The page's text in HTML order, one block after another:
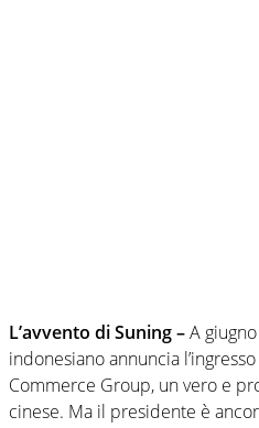
L’avvento di Suning –A
indonesiano annuncia
Commerce Group, un vero e
cinese. Ma il presidente è